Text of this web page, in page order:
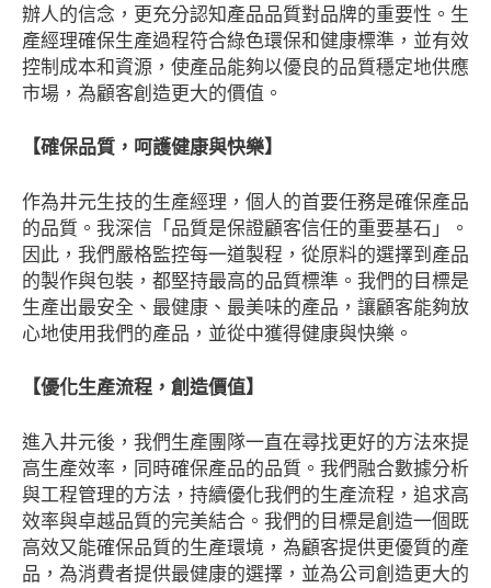
辦人的信念，更充分認知產品品質對品牌的重要性。生
產經理確保生產過程符合綠色環保和健康標準，並有效
控制成本和資源，使產品能夠以優良的品質穩定地供應
市場，為顧客創造更大的價值。
【確保品質，呵護健康與快樂】
作為井元生技的生產經理，個人的首要任務是確保產品
的品質。我深信「品質是保證顧客信任的重要基石」。
因此，我們嚴格監控每一道製程，從原料的選擇到產品
的製作與包裝，都堅持最高的品質標準。我們的目標是
生產出最安全、最健康、最美味的產品，讓顧客能夠放
心地使用我們的產品，並從中獲得健康與快樂。
【優化生產流程，創造價值】
進入井元後，我們生產團隊一直在尋找更好的方法來提
高生產效率，同時確保產品的品質。我們融合數據分析
與工程管理的方法，持續優化我們的生產流程，追求高
效率與卓越品質的完美結合。我們的目標是創造一個既
高效又能確保品質的生產環境，為顧客提供更優質的產
品，為消費者提供最健康的選擇，並為公司創造更大的